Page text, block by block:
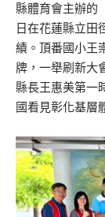
縣體育會主辦的
日在花蓮縣立田
績。頂番國小王
牌，一舉刷新大
縣長王惠美第一
國看見彰化基層